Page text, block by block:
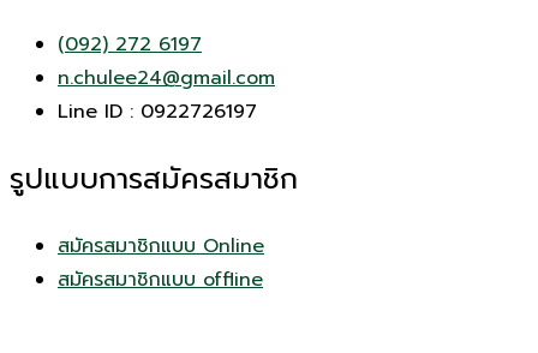
(092) 272 6197
n.chulee24@gmail.com
Line ID : 0922726197
รูปแบบการสมัครสมาชิก
สมัครสมาชิกแบบ Online
สมัครสมาชิกแบบ offline